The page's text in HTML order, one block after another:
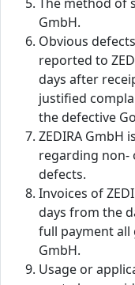
GmbH.
Obvious
reported to
days after
justified
the defective
ZEDIRA GmbH
regarding non-
defects.
Invoices of
days from the
full payment all
GmbH.
Usage or